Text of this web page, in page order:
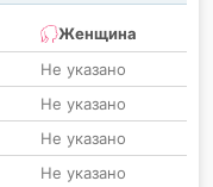
Женщина
Не указано
Не указано
Не указано
Не указано